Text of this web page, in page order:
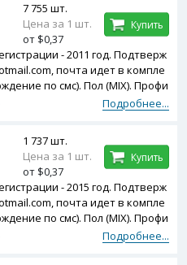
- 2011 год. Подтверж
почта идет в компле
по смс). Пол (MIX). Профи
авторизация включен
Подробнее...
7 755 шт.
Цена за 1 шт.
от $0,37
Купить
- 2015 год. Подтверж
почта идет в компле
по смс). Пол (MIX). Профи
авторизация включен
Подробнее...
1 737 шт.
Цена за 1 шт.
от $0,37
Купить